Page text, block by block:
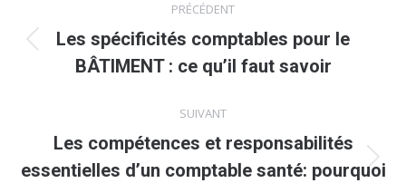
article
PRÉCÉDENT
Article
précédent
Les spécificités comptables pour le
BÂTIMENT : ce qu’il faut savoir
SUIVANT
Article
Les compétences et responsabilités
essentielles d’un comptable santé: pourquoi